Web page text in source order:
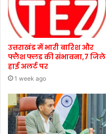
उत्तराखंड में भारी बारिश और
फ्लैश फ्लड की संभावना,7 जिले
हाई अलर्ट पर
1 week ago